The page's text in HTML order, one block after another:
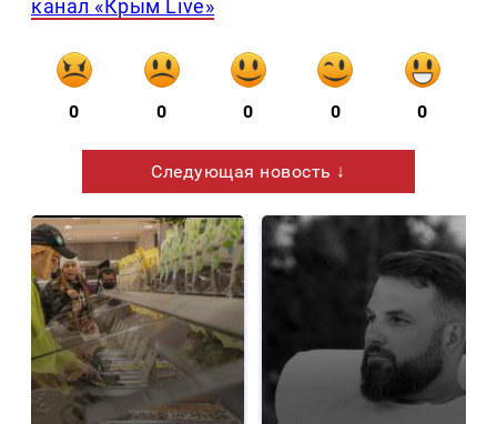
канал «Крым Live»
0 0 0 0 0
Следующая новость ↓